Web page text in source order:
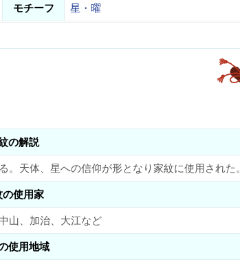
モチーフ
星・曜
の解説
天体、星への信仰が形となり家紋に使用された。
使用家
山、加治、大江など
使用地域